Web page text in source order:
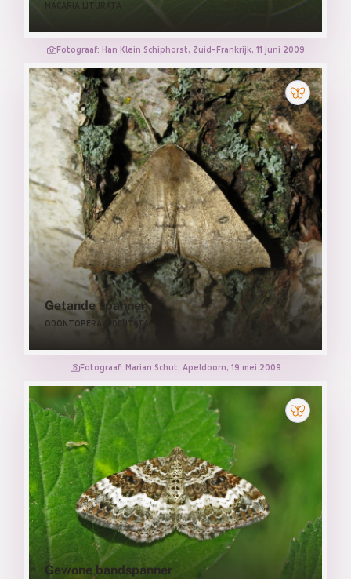
MACARIA LITURATA
Fotograaf: Han Klein Schiphorst, Zuid-Frankrijk, 11 juni 2009
Getande spanner
ODONTOPERA BIDENTATA
Fotograaf: Marian Schut, Apeldoorn, 19 mei 2009
Gewone bandspanner